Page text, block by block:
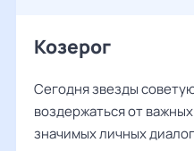
Козерог
Сегодня звезды
воздержаться от
значимых личных